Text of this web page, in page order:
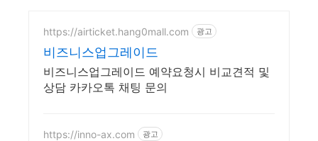
https://airticket.hang0mall.com 광고
비즈니스업그레이드
비즈니스업그레이드 예약요청시 비교견적 및
상담 카카오톡 채팅 문의
https://inno-ax.com 광고